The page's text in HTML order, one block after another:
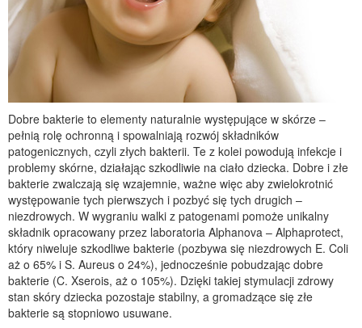
Dobre bakterie to elementy naturalnie występujące w skórze –
pełnią rolę ochronną i spowalniają rozwój składników
patogenicznych, czyli złych bakterii. Te z kolei powodują infekcje i
problemy skórne, działając szkodliwie na ciało dziecka. Dobre i złe
bakterie zwalczają się wzajemnie, ważne więc aby zwielokrotnić
występowanie tych pierwszych i pozbyć się tych drugich –
niezdrowych. W wygraniu walki z patogenami pomoże unikalny
składnik opracowany przez laboratoria Alphanova – Alphaprotect,
który niweluje szkodliwe bakterie (pozbywa się niezdrowych E. Coli
aż o 65% i S. Aureus o 24%), jednocześnie pobudzając dobre
bakterie (C. Xserois, aż o 105%). Dzięki takiej stymulacji zdrowy
stan skóry dziecka pozostaje stabilny, a gromadzące się złe
bakterie są stopniowo usuwane.